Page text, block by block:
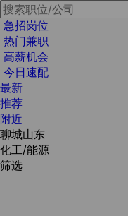
急招岗位
热门兼职
高薪机会
今日速配
最新
推荐
附近
聊城山东
化工/能源
筛选